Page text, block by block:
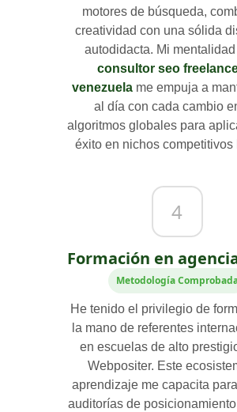
motores de búsqueda,
creatividad con una sólida
autodidacta. Mi
consultor seo
venezuela me empuja a
al día con cada cambio
algoritmos globales para
éxito en nichos competitivos
4
Formación en
Metodología
He tenido el privilegio de
la mano de referentes
en escuelas de alto
Webpositer. Este
aprendizaje me capacita
auditorías de